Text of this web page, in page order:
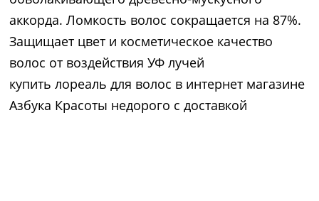
аккорда. Ломкость волос сокращается на 87%.
Защищает цвет и косметическое качество
волос от воздействия УФ лучей
купить лореаль для волос в интернет магазине
Азбука Красоты недорого с доставкой